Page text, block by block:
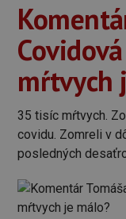
mŕtvych
35 tisíc mŕtvych.
covidu. Zomreli v
posledných